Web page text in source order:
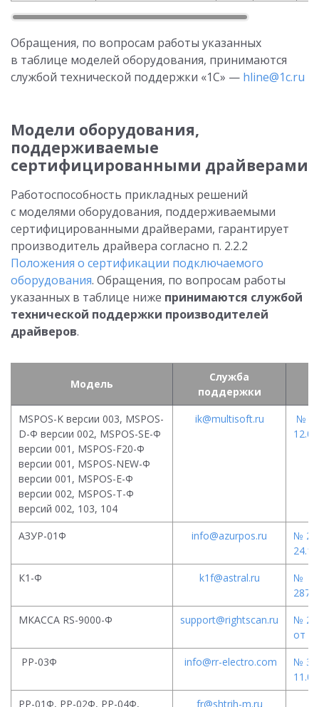
Обращения, по вопросам работы указанных
в таблице моделей оборудования, принимаются
службой технической поддержки «1С» — hline@1c.ru
Модели оборудования,
поддерживаемые
сертифицированными драйверами
Работоспособность прикладных решений
с моделями оборудования, поддерживаемыми
сертифицированными драйверами, гарантирует
производитель драйвера согласно п. 2.2.2
Положения о сертификации подключаемого
оборудования. Обращения, по вопросам работы
указанных в таблице ниже принимаются службой
технической поддержки производителей
драйверов.
Модель
Служба
поддержки
MSPOS-K версии 003, MSPOS-
D-Ф версии 002, MSPOS-SE-Ф
версии 001, MSPOS-F20-Ф
версии 001, MSPOS-NEW-Ф
версии 001, MSPOS-E-Ф
версии 002, MSPOS-T-Ф
версий 002, 103, 104
ik@multisoft.ru
№
АЗУР-01Ф info@azurpos.ru
№
К1-Ф
k1f@astral.ru
№
МКАССА RS-9000-Ф
support@rightscan.ru
№
от
РР-03Ф
info@rr-electro.com
№
РР-01Ф, РР-02Ф, РР-04Ф,
fr@shtrih-m.ru